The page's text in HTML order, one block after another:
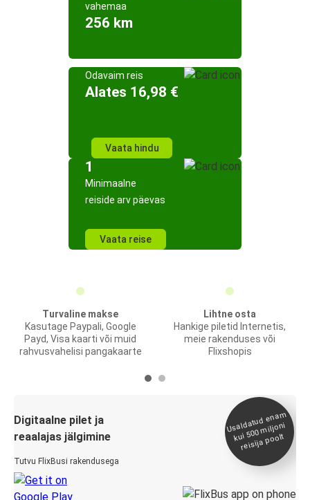
vahemaa
256 km
Odavaim reis
Alates 16,98 €
Vaata hindu
1
Minimaalne
reiside arv päevas
Vaata reise
Turvaline makse
Kasutage Paypali, Google
Payd, Visa kaarti või muid
rahvusvahelisi pangakaarte
Lihtne osta
Hankige piletid Internetis,
meie rakenduses või
Flixshopis
Digitaalne pilet ja
reaalajas jälgimine
Tutvu FlixBusi rakendusega
Usaldatud ena
m
kui 500
miljoni
reisija poolt